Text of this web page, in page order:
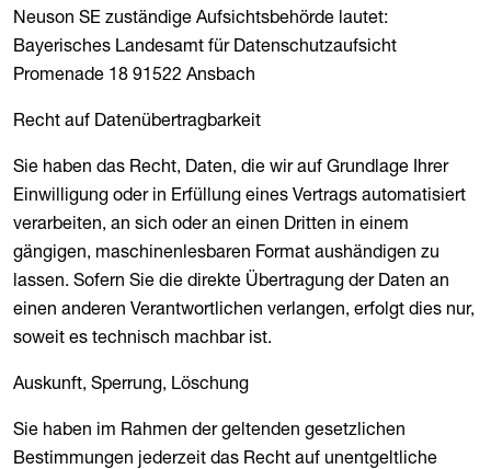
Neuson SE zuständige Aufsichtsbehörde lautet:
Bayerisches Landesamt für Datenschutzaufsicht
Promenade 18 91522 Ansbach
Recht auf Datenübertragbarkeit
Sie haben das Recht, Daten, die wir auf Grundlage Ihrer
Einwilligung oder in Erfüllung eines Vertrags automatisiert
verarbeiten, an sich oder an einen Dritten in einem
gängigen, maschinenlesbaren Format aushändigen zu
lassen. Sofern Sie die direkte Übertragung der Daten an
einen anderen Verantwortlichen verlangen, erfolgt dies nur,
soweit es technisch machbar ist.
Auskunft, Sperrung, Löschung
Sie haben im Rahmen der geltenden gesetzlichen
Bestimmungen jederzeit das Recht auf unentgeltliche